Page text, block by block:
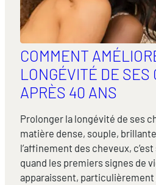
COMMENT
LONGÉVITÉ DE SES
APRÈS 40 ANS
Prolonger la longévité de ses
matière dense, souple,
l’affinement des cheveux,
quand les premiers signes de
apparaissent, particulièrement